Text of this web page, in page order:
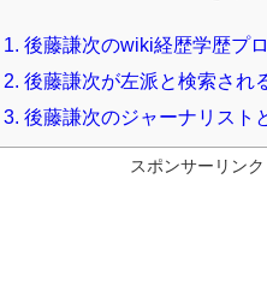
1.
後藤謙次のwiki経歴学歴プ
2. 後藤謙次が左派と検索され
3. 後藤謙次のジャーナリスト
スポンサーリンク